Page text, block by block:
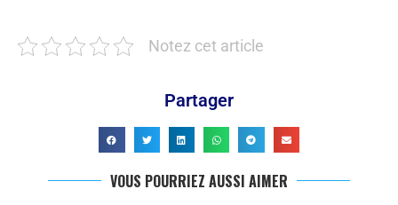
Notez cet article
Partager
VOUS POURRIEZ AUSSI AIMER